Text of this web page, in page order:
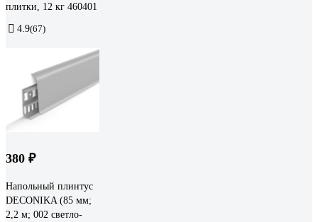
плитки, 12 кг 460401
4.9(67)
380 ₽
Напольный плинтус
DECONIKA (85 мм;
2,2 м; 002 светло-